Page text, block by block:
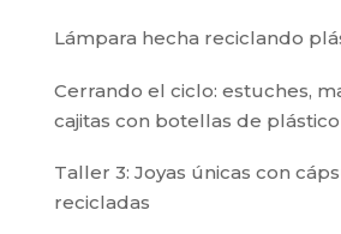
Lámpara hecha reciclando
Cerrando el ciclo: estuches,
cajitas con botellas de plástico
Taller 3: Joyas únicas con
recicladas